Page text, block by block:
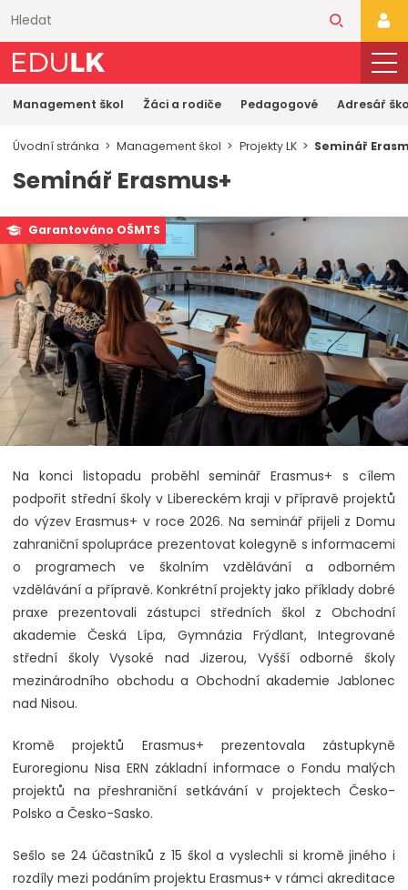
obsahu
Management škol Žáci a rodiče Pedagogové Adresář
Úvodní stránka Management škol Projekty LK Seminář
Seminář Erasmus+
Garantováno OŠMTS
Na konci listopadu proběhl seminář Erasmus+ s cílem
podpořit střední školy v Libereckém kraji v přípravě projektů
do výzev Erasmus+ v roce 2026. Na seminář přijeli z Domu
zahraniční spolupráce prezentovat kolegyně s informacemi
o programech ve školním vzdělávání a odborném
vzdělávání a přípravě. Konkrétní projekty jako příklady dobré
praxe prezentovali zástupci středních škol z Obchodní
akademie Česká Lípa, Gymnázia Frýdlant, Integrované
střední školy Vysoké nad Jizerou, Vyšší odborné školy
mezinárodního obchodu a Obchodní akademie Jablonec
nad Nisou.
Kromě projektů Erasmus+ prezentovala zástupkyně
Euroregionu Nisa ERN základní informace o Fondu malých
projektů na přeshraniční setkávání v projektech Česko-
Polsko a Česko-Sasko.
Sešlo se 24 účastníků z 15 škol a vyslechli si kromě jiného i
rozdíly mezi podáním projektu Erasmus+ v rámci akreditace